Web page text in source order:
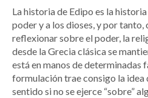
La historia de Edipo es la
poder y a los dioses, y por
reflexionar sobre el poder, la
desde la Grecia clásica se
está en manos de determinadas
formulación trae consigo la idea
sentido si no se ejerce “sobre”